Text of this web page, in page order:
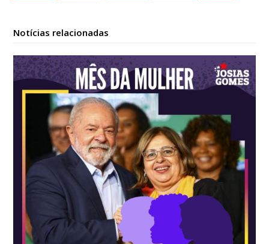
Notícias relacionadas